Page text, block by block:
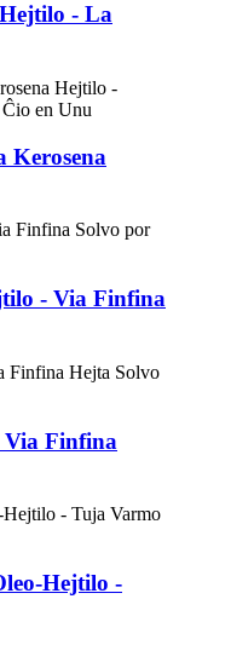
- La
- Via Finfina
Via Finfina
Hejtilo -